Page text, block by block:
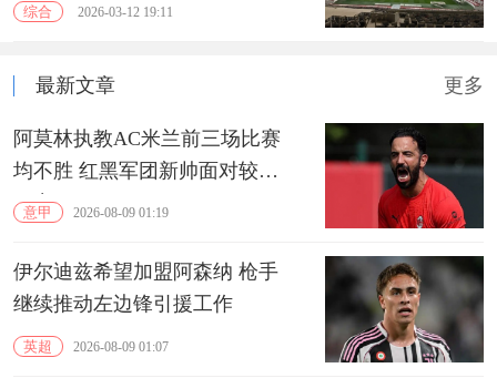
综合 2026-03-12 19:11
最新文章 更多
阿莫林执教AC米兰前三场比赛
均不胜 红黑军团新帅面对较大
压力
意甲 2026-08-09 01:19
伊尔迪兹希望加盟阿森纳 枪手
继续推动左边锋引援工作
英超 2026-08-09 01:07